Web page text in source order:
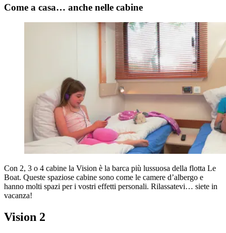
Come a casa… anche nelle cabine
Con 2, 3 o 4 cabine la Vision è la barca più lussuosa della flotta Le
Boat. Queste spaziose cabine sono come le camere d’albergo e
hanno molti spazi per i vostri effetti personali. Rilassatevi… siete in
vacanza!
Vision 2